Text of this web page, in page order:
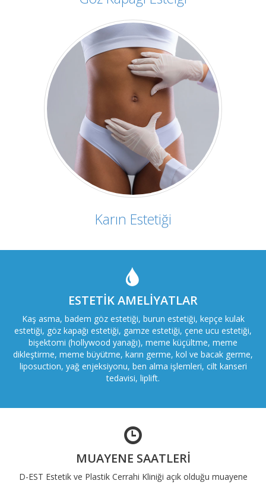
Karın Estetiği
ESTETIK AMELIYATLAR
Kaş asma, badem göz estetiği, burun estetiği, kepçe kulak
estetiği, göz kapağı estetiği, gamze estetiği, çene ucu estetiği,
bişektomi (hollywood yanağı), meme küçültme, meme
dikleştirme, meme büyütme, karın germe, kol ve bacak germe,
liposuction, yağ enjeksiyonu, ben alma işlemleri, cilt kanseri
tedavisi, liplift.
MUAYENE SAATLERI
D-EST Estetik ve Plastik Cerrahi Kliniği açık olduğu muayene